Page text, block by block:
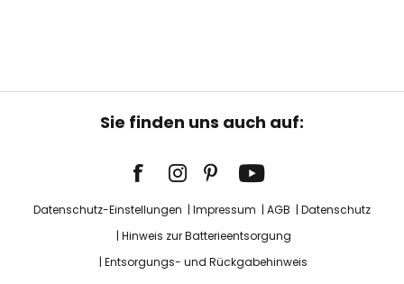
Sie finden uns auch auf:
Datenschutz-Einstellungen Impressum AGB
Datenschutz
Hinweis zur Batterieentsorgung
Entsorgungs- und Rückgabehinweis